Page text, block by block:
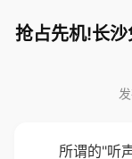
抢占先机!长
所谓的"听